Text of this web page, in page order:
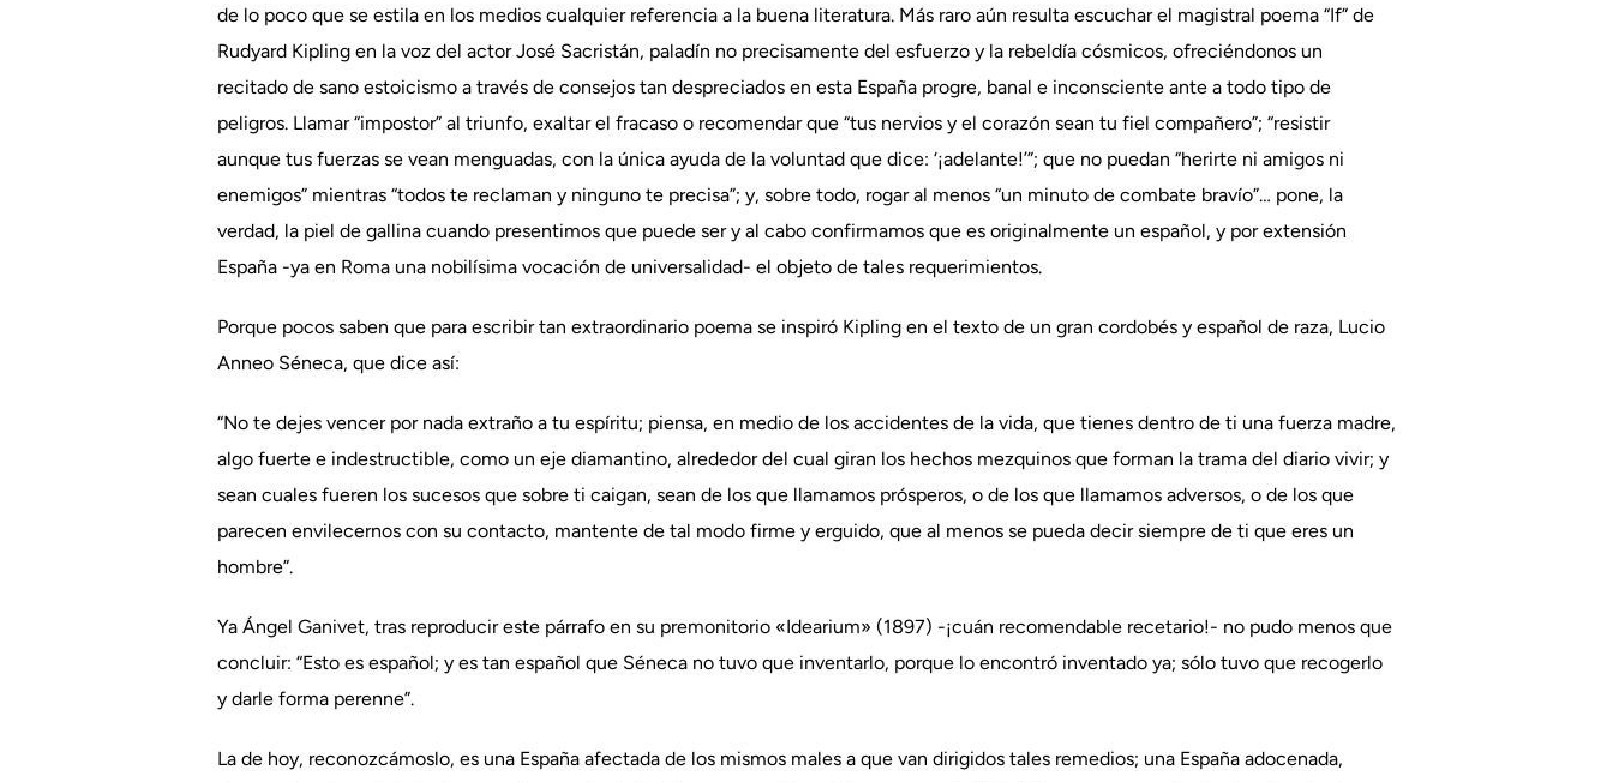
de lo poco que se estila en los medios cualquier referencia a la buena literatura. Más raro aún resulta escuchar el magistral poema “If” de
Rudyard Kipling en la voz del actor José Sacristán, paladín no precisamente del esfuerzo y la rebeldía cósmicos, ofreciéndonos un
recitado de sano estoicismo a través de consejos tan despreciados en esta España progre, banal e inconsciente ante a todo tipo de
peligros. Llamar “impostor” al triunfo, exaltar el fracaso o recomendar que “tus nervios y el corazón sean tu fiel compañero”; “resistir
aunque tus fuerzas se vean menguadas, con la única ayuda de la voluntad que dice: ‘¡adelante!’”; que no puedan “herirte ni amigos ni
enemigos” mientras “todos te reclaman y ninguno te precisa”; y, sobre todo, rogar al menos “un minuto de combate bravío”… pone, la
verdad, la piel de gallina cuando presentimos que puede ser y al cabo confirmamos que es originalmente un español, y por extensión
España -ya en Roma una nobilísima vocación de universalidad- el objeto de tales requerimientos.
Porque pocos saben que para escribir tan extraordinario poema se inspiró Kipling en el texto de un gran cordobés y español de raza, Lucio
Anneo Séneca, que dice así:
“No te dejes vencer por nada extraño a tu espíritu; piensa, en medio de los accidentes de la vida, que tienes dentro de ti una fuerza madre,
algo fuerte e indestructible, como un eje diamantino, alrededor del cual giran los hechos mezquinos que forman la trama del diario vivir; y
sean cuales fueren los sucesos que sobre ti caigan, sean de los que llamamos prósperos, o de los que llamamos adversos, o de los que
parecen envilecernos con su contacto, mantente de tal modo firme y erguido, que al menos se pueda decir siempre de ti que eres un
hombre”.
Ya Ángel Ganivet, tras reproducir este párrafo en su premonitorio «Idearium» (1897) -¡cuán recomendable recetario!- no pudo menos que
concluir: “Esto es español; y es tan español que Séneca no tuvo que inventarlo, porque lo encontró inventado ya; sólo tuvo que recogerlo
y darle forma perenne”.
La de hoy, reconozcámoslo, es una España afectada de los mismos males a que van dirigidos tales remedios; una España adocenada,